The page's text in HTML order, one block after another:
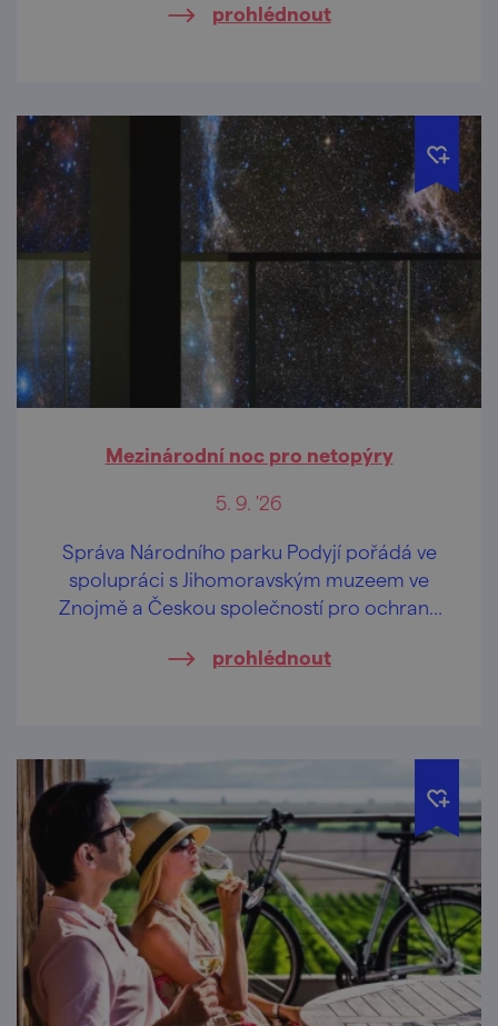
prohlédnout
Mezinárodní noc pro netopýry
5. 9. '26
Správa Národního parku Podyjí pořádá ve
spolupráci s Jihomoravským muzeem ve
Znojmě a Českou společností pro ochranu
netopýry.
prohlédnout